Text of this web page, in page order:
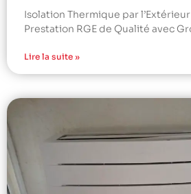
Isolation Thermique par l’Extérieur
Prestation RGE de Qualité avec
Lire la suite »